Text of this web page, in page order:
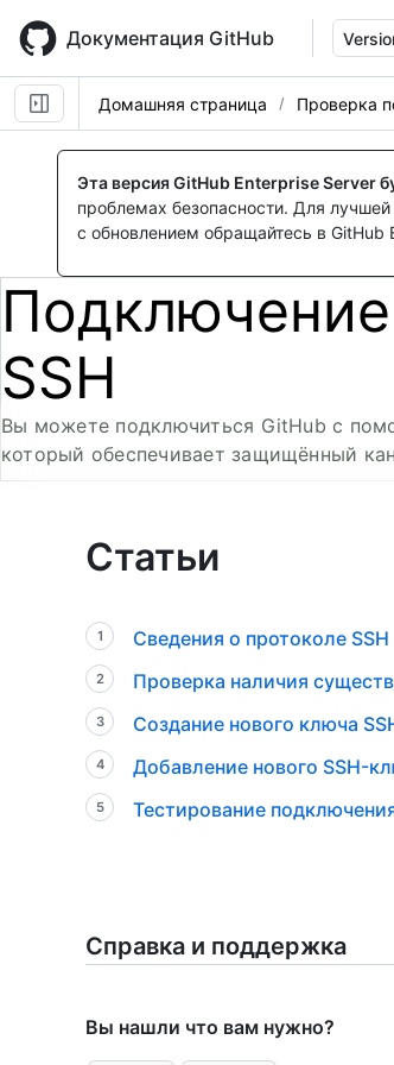
main
content
Документация GitHub
Домашняя страница Проверка
Эта версия GitHub Enterprise Server
проблемах безопасности. Для
с обновлением обращайтесь в GitHub
SSH
Вы можете подключиться GitHub с
который обеспечивает защищённый
Статьи
Сведения о протоколе SSH
Проверка наличия
Создание нового ключа
Добавление нового SSH-
Тестирование
Справка и поддержка
Вы нашли что вам нужно?